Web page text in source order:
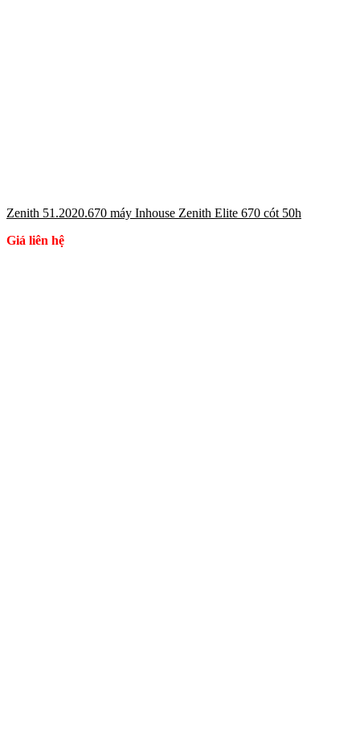
Zenith 51.2020.670 máy Inhouse Zenith Elite 670 cót 50h
Giá liên hệ